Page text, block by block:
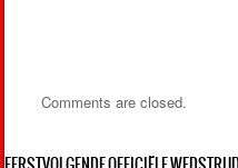
Comments are closed.